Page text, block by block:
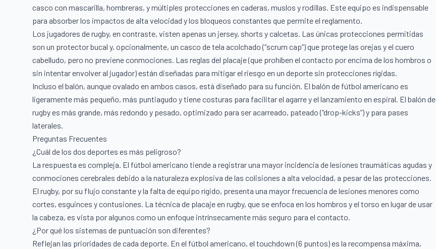
casco con mascarilla, hombreras, y múltiples protecciones en caderas, muslos y rodillas. Este equipo es indispensable
para absorber los impactos de alta velocidad y los bloqueos constantes que permite el reglamento.
Los jugadores de rugby, en contraste, visten apenas un jersey, shorts y calcetas. Las únicas protecciones permitidas
son un protector bucal y, opcionalmente, un casco de tela acolchado (“scrum cap”) que protege las orejas y el cuero
cabelludo, pero no previene conmociones. Las reglas del placaje (que prohíben el contacto por encima de los hombros o
sin intentar envolver al jugador) están diseñadas para mitigar el riesgo en un deporte sin protecciones rígidas.
Incluso el balón, aunque ovalado en ambos casos, está diseñado para su función. El balón de fútbol americano es
ligeramente más pequeño, más puntiagudo y tiene costuras para facilitar el agarre y el lanzamiento en espiral. El balón de
rugby es más grande, más redondo y pesado, optimizado para ser acarreado, pateado (“drop-kicks”) y para pases
laterales.
Preguntas Frecuentes
¿Cuál de los dos deportes es más peligroso?
La respuesta es compleja. El fútbol americano tiende a registrar una mayor incidencia de lesiones traumáticas agudas y
conmociones cerebrales debido a la naturaleza explosiva de las colisiones a alta velocidad, a pesar de las protecciones.
El rugby, por su flujo constante y la falta de equipo rígido, presenta una mayor frecuencia de lesiones menores como
cortes, esguinces y contusiones. La técnica de placaje en rugby, que se enfoca en los hombros y el torso en lugar de usar
la cabeza, es vista por algunos como un enfoque intrínsecamente más seguro para el contacto.
¿Por qué los sistemas de puntuación son diferentes?
Reflejan las prioridades de cada deporte. En el fútbol americano, el touchdown (6 puntos) es la recompensa máxima,